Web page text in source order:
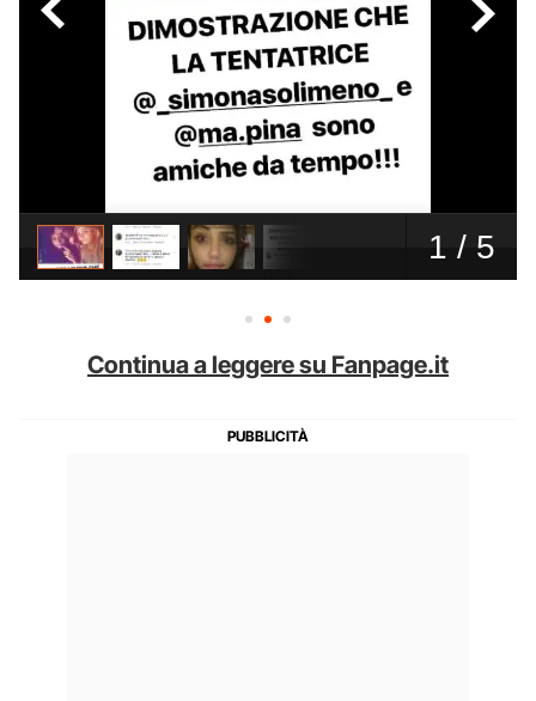
Continua a leggere su Fanpage.it